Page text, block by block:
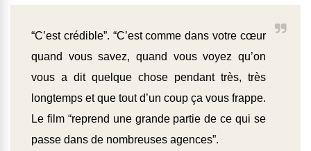
“C’est crédible”. “C’est comme dans votre cœur
quand vous savez, quand vous voyez qu’on
vous a dit quelque chose pendant très, très
longtemps et que tout d’un coup ça vous frappe.
Le film “reprend une grande partie de ce qui se
passe dans de nombreuses agences”.